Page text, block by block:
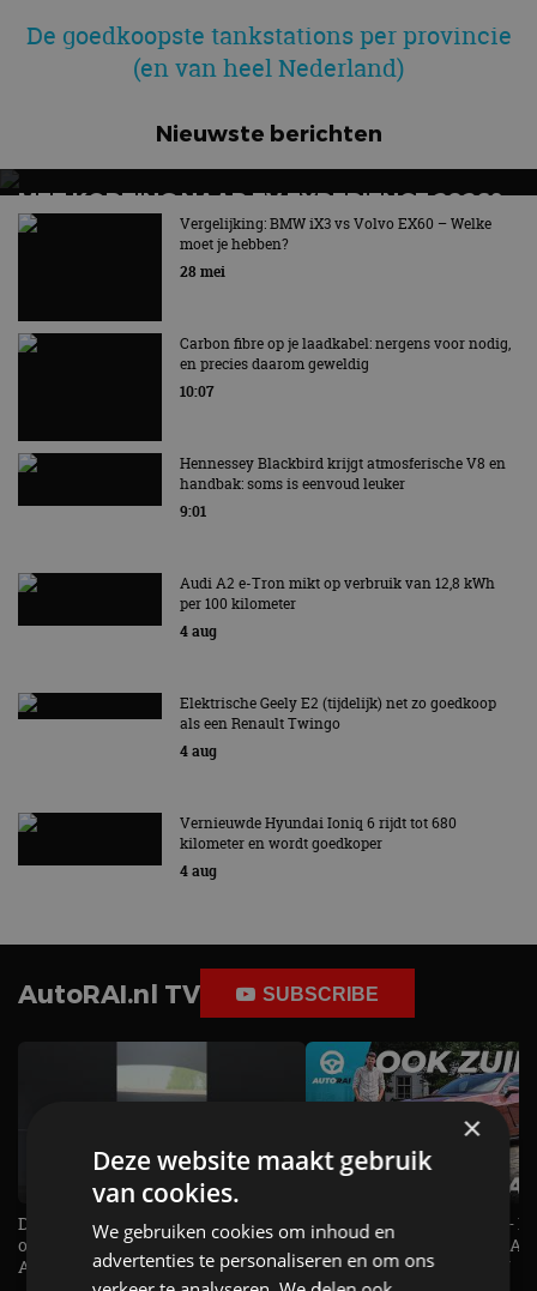
De goedkoopste tankstations per provincie
(en van heel Nederland)
Nieuwste berichten
MET KORTING NAAR EV EXPERIENCE 2026?
AUTORAI REGELT HET!
EV Experience 2026 van 24 tot 26 september
Vergelijking: BMW iX3 vs Volvo EX60 – Welke
moet je hebben?
28 mei
Carbon fibre op je laadkabel: nergens voor nodig,
en precies daarom geweldig
10:07
Hennessey Blackbird krijgt atmosferische V8 en
handbak: soms is eenvoud leuker
9:01
Audi A2 e-Tron mikt op verbruik van 12,8 kWh
per 100 kilometer
4 aug
Elektrische Geely E2 (tijdelijk) net zo goedkoop
als een Renault Twingo
4 aug
Vernieuwde Hyundai Ioniq 6 rijdt tot 680
kilometer en wordt goedkoper
4 aug
AutoRAI.nl TV SUBSCRIBE
De Renault Twingo heeft een
opvallende snelheidsmeter! -
AutoRAI TV
De perfecte (gezins)taxi? -
ES500e (2026) - REVIEW -
UITGELEGD! - AutoRAI TV
×
Deze website maakt gebruik
van cookies.
We gebruiken cookies om inhoud en
advertenties te personaliseren en om ons